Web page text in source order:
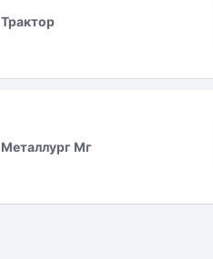
Трактор
Металлург Мг